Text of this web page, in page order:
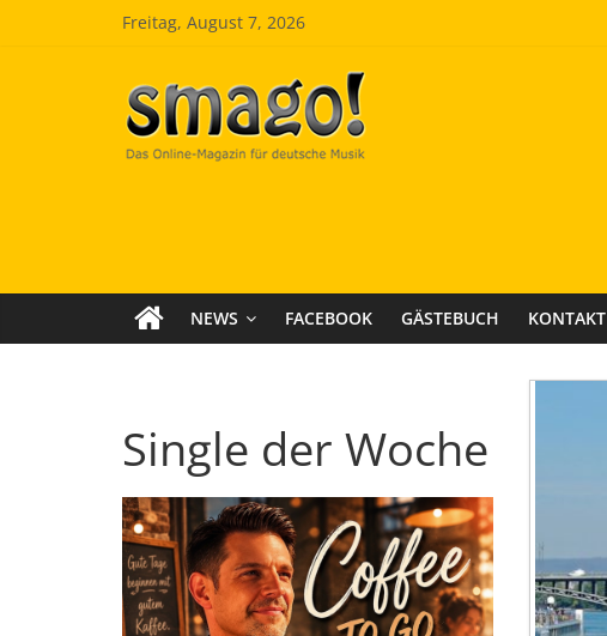
Freitag, August 7, 2026
Smago
SchlagerMAGazinOnline
NEWS FACEBOOK GÄSTEBUCH KONTAKT
Single der Woche